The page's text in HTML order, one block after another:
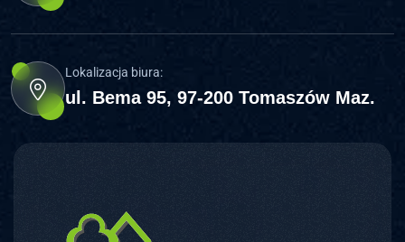
Lokalizacja biura:
ul. Bema 95, 97-200 Tomaszów Maz.